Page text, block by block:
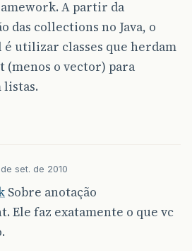
A partir da
das collections no Java, o
é utilizar classes que herdam
(menos o vector) para
set. de 2010
Sobre anotação
Ele faz exatamente o que vc